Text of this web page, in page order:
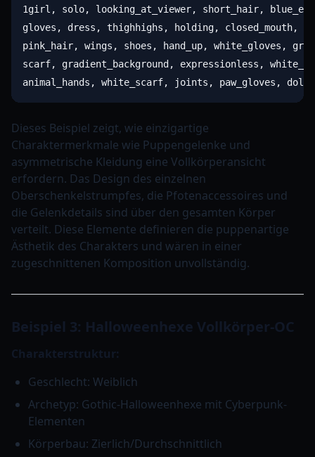
1girl, solo, looking_at_viewer, short_hair,
gloves, dress, thighhighs, holding, closed_mouth,
pink_hair, wings, shoes, hand_up, white_gloves,
scarf, gradient_background, expressionless,
Dieses Beispiel zeigt, wie einzigartige
Charaktermerkmale wie Puppengelenke und
asymmetrische Kleidung eine Vollkörperansicht
erfordern. Das Design des einzelnen
Oberschenkelstrumpfes, die Pfotenaccessoires und
die Gelenkdetails sind über den gesamten Körper
verteilt. Diese Elemente definieren die puppenartige
Ästhetik des Charakters und wären in einer
zugeschnittenen Komposition unvollständig.
Beispiel 3: Halloweenhexe Vollkörper-OC
Charakterstruktur:
Geschlecht: Weiblich
Archetyp: Gothic-Halloweenhexe mit Cyberpunk-
Elementen
Körperbau: Zierlich/Durchschnittlich